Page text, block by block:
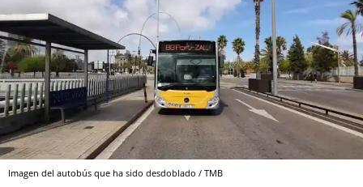
Imagen del autobús que ha sido desdoblado / TMB